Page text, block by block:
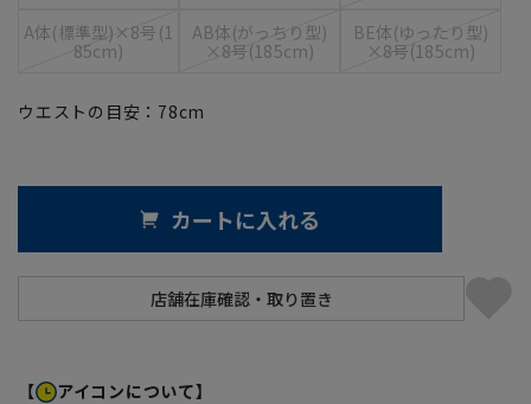
A体(標準型)×8号(1
85cm)
AB体(がっちり型)
×8号(185cm)
BE体(ゆったり型)
×8号(185cm)
ウエストの目安： 78cm
カートに入れる
【 アイコンについて】